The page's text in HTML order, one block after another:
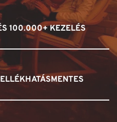
100.000+ KEZELÉS